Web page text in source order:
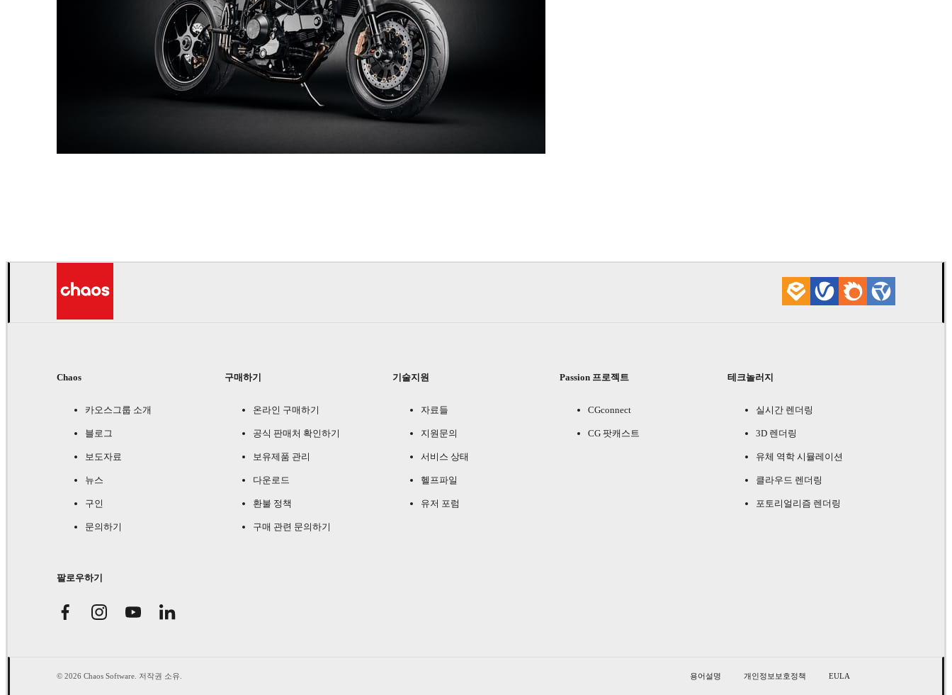
Chaos
카오스그룹 소개
블로그
보도자료
뉴스
구인
문의하기
구매하기
온라인 구매하기
공식 판매처 확인하기
보유제품 관리
다운로드
환불 정책
구매 관련 문의하기
기술지원
자료들
지원문의
서비스 상태
헬프파일
유저 포럼
Passion 프로젝트
CGconnect
CG 팟캐스트
테크놀러지
실시간 렌더링
3D 렌더링
유체 역학 시뮬레이션
클라우드 렌더링
포토리얼리즘 렌더링
팔로우하기
© 2026 Chaos Software. 저작권 소유. 용어설명 개인정보보호정책 EULA